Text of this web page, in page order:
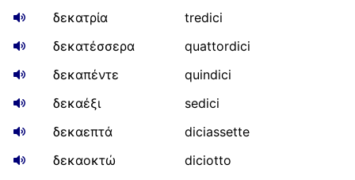
δεκατρία
tredici
δεκατέσσερα
quattordici
δεκαπέντε
quindici
δεκαέξι
sedici
δεκαεπτά
diciassette
δεκαοκτώ
diciotto